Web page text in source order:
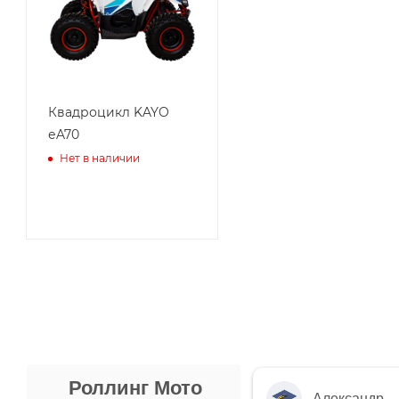
Квадроцикл KAYO
еA70
Нет в наличии
Роллинг Мото